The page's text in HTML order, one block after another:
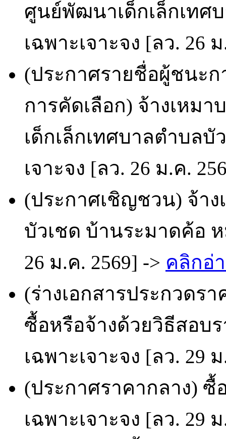
ศูนย์พัฒนาเด็กเล็กเทศ
เฉพาะเจาะจง [ลว. 26
(ประกาศรายชื่อผู้ชนะก
การคัดเลือก) จ้างเหม
เด็กเล็กเทศบาลตำบลบั
เจาะจง [ลว. 26 ม.ค.
(ประกาศเชิญชวน) จ้า
บัวเชด บ้านระมาดค้อ
26 ม.ค. 2569] -> คลิกอ่
(ร่างเอกสารประกวดรา
ซื้อหรือจ้างด้วยวิธีสอบ
เฉพาะเจาะจง [ลว. 29
(ประกาศราคากลาง)
เฉพาะเจาะจง [ลว. 29